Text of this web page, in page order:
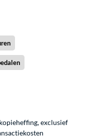
exclusief